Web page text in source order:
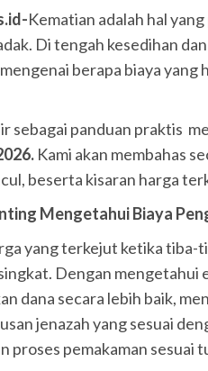
Kematian adalah hal
Di tengah kesedihan
berapa biaya
sebagai panduan praktis
Kami akan membahas
beserta kisaran harga
Mengetahui Biaya
yang terkejut ketika tiba-
Dengan mengetahui
dana secara lebih baik,
jenazah yang sesuai
proses pemakaman sesuai